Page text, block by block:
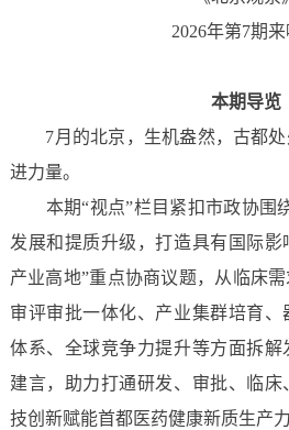
2026年第7期来
本期导览
7月的北京，生机盎然，古都处
进力量。
本期“视点”栏目紧扣市政协围
发展和提质升级，打造具有国际
产业高地”重点协商议题，从临床
审评审批一体化、产业集群培育
体系、全球竞争力提升等方面拆
建言，助力打通研发、审批、临
技创新赋能首都医药健康新质生产力